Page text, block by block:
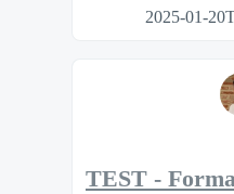
2025-01-
TEST -